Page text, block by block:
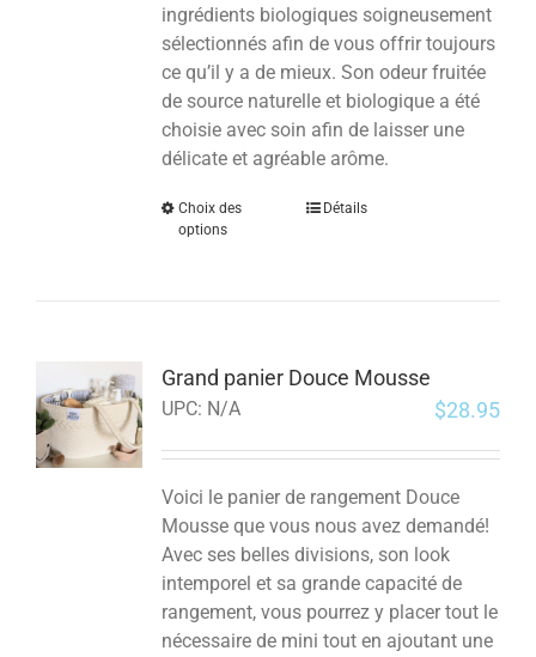
ingrédients biologiques soigneusement
sélectionnés afin de vous offrir toujours
ce qu’il y a de mieux. Son odeur fruitée
de source naturelle et biologique a été
choisie avec soin afin de laisser une
délicate et agréable arôme.
Choix des
options
Détails
Grand panier Douce Mousse
UPC: N/A $28.95
Voici le panier de rangement Douce
Mousse que vous nous avez demandé!
Avec ses belles divisions, son look
intemporel et sa grande capacité de
rangement, vous pourrez y placer tout le
nécessaire de mini tout en ajoutant une